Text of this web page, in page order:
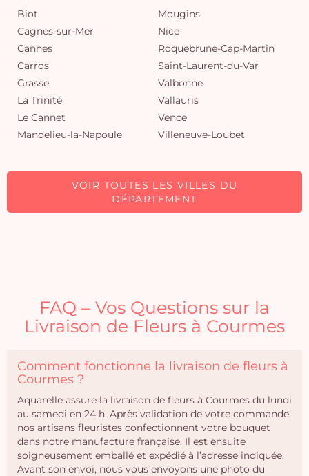
Biot
Cagnes-sur-Mer
Cannes
Carros
Grasse
La Trinité
Le Cannet
Mandelieu-la-Napoule
Mougins
Nice
Roquebrune-Cap-Martin
Saint-Laurent-du-Var
Valbonne
Vallauris
Vence
Villeneuve-Loubet
VOIR TOUTES LES VILLES DU
DÉPARTEMENT
FAQ – Vos Questions sur la
Livraison de Fleurs à Courmes
Comment fonctionne la livraison de fleurs à
Courmes ?
Aquarelle assure la livraison de fleurs à Courmes du lundi
au samedi en 24 h. Après validation de votre commande,
nos artisans fleuristes confectionnent votre bouquet
dans notre manufacture française. Il est ensuite
soigneusement emballé et expédié à l’adresse indiquée.
Avant son envoi, nous vous envoyons une photo du